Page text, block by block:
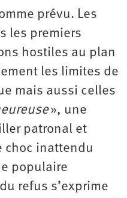
prévu. Les
les premiers
hostiles au plan
les limites de
mais aussi celles
», une
patronal et
choc inattendu
populaire
refus s’exprime